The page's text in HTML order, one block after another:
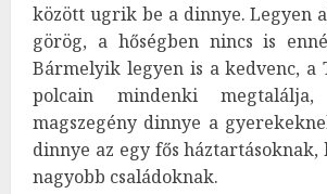
között ugrik be a dinnye. Legyen
görög, a hőségben nincs is
Bármelyik legyen is a kedvenc, a
polcain mindenki
magszegény dinnye a
dinnye az egy fős háztartásoknak,
nagyobb családoknak.